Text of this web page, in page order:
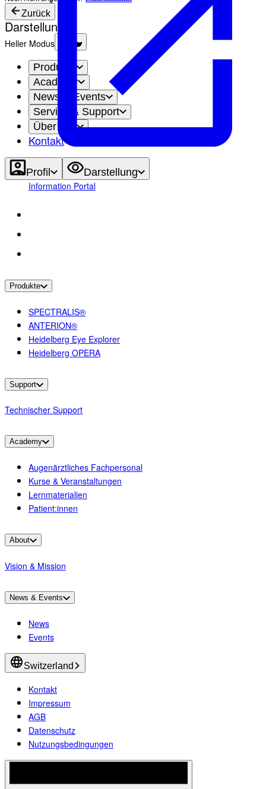
Zurück
Darstellung
Heller Modus
Produkte
Academy
News & Events
Service & Support
Über uns
Kontakt
Profil
Darstellung
Information Portal
Produkte
SPECTRALIS®
ANTERION®
Heidelberg Eye Explorer
Heidelberg OPERA
Support
Technischer Support
Academy
Augenärztliches Fachpersonal
Kurse & Veranstaltungen
Lernmaterialien
Patient:innen
About
Vision & Mission
News & Events
News
Events
Switzerland
Kontakt
Impressum
AGB
Datenschutz
Nutzungsbedingungen